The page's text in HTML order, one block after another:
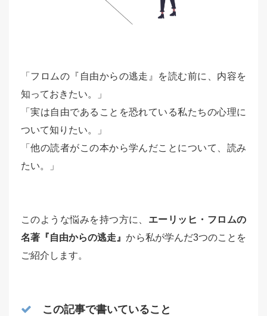
「フロムの『自由からの逃走』を読む前に、内容を
知っておきたい。」
「実は自由であることを恐れている私たちの心理に
ついて知りたい。」
「他の読者がこの本から学んだことについて、読み
たい。」
このような悩みを持つ方に、 エーリッヒ・フロムの
名著『自由からの逃走』から私が学んだ3つのことを
ご紹介します。
この記事で書いていること